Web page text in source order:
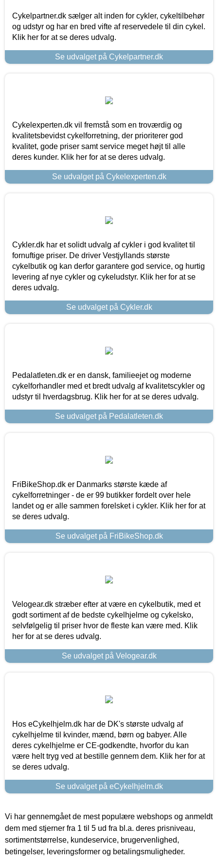
Cykelpartner.dk sælger alt inden for cykler, cykeltilbehør
og udstyr og har en bred vifte af reservedele til din cykel.
Klik her for at se deres udvalg.
Se udvalget på Cykelpartner.dk
Cykelexperten.dk vil fremstå som en troværdig og
kvalitetsbevidst cykelforretning, der prioriterer god
kvalitet, gode priser samt service meget højt til alle
deres kunder. Klik her for at se deres udvalg.
Se udvalget på Cykelexperten.dk
Cykler.dk har et solidt udvalg af cykler i god kvalitet til
fornuftige priser. De driver Vestjyllands største
cykelbutik og kan derfor garantere god service, og hurtig
levering af nye cykler og cykeludstyr. Klik her for at se
deres udvalg.
Se udvalget på Cykler.dk
Pedalatleten.dk er en dansk, familieejet og moderne
cykelforhandler med et bredt udvalg af kvalitetscykler og
udstyr til hverdagsbrug. Klik her for at se deres udvalg.
Se udvalget på Pedalatleten.dk
FriBikeShop.dk er Danmarks største kæde af
cykelforretninger - de er 99 butikker fordelt over hele
landet og er alle sammen forelsket i cykler. Klik her for at
se deres udvalg.
Se udvalget på FriBikeShop.dk
Velogear.dk stræber efter at være en cykelbutik, med et
godt sortiment af de bedste cykelhjelme og cykelsko,
selvfølgelig til priser hvor de fleste kan være med. Klik
her for at se deres udvalg.
Se udvalget på Velogear.dk
Hos eCykelhjelm.dk har de DK's største udvalg af
cykelhjelme til kvinder, mænd, børn og babyer. Alle
deres cykelhjelme er CE-godkendte, hvorfor du kan
være helt tryg ved at bestille gennem dem. Klik her for at
se deres udvalg.
Se udvalget på eCykelhjelm.dk
Vi har gennemgået de mest populære webshops og anmeldt
dem med stjerner fra 1 til 5 ud fra bl.a. deres prisniveau,
sortimentstørrelse, kundeservice, brugervenlighed,
betingelser, leveringsformer og betalingsmuligheder.